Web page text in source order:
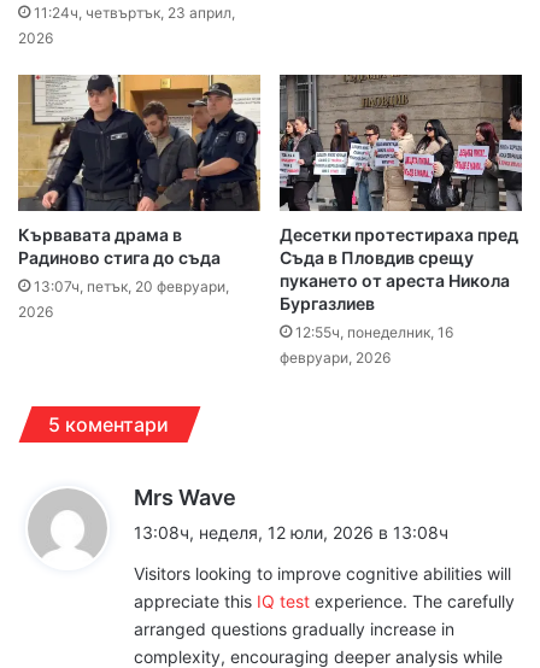
11:24ч, четвъртък, 23 април,
2026
Кървавата драма в
Радиново стига до съда
13:07ч, петък, 20 февруари,
2026
Десетки протестираха пред
Съда в Пловдив срещу
пукането от ареста Никола
Бургазлиев
12:55ч, понеделник, 16
февруари, 2026
5 коментари
Mrs Wave
а
:
13:08ч, неделя, 12 юли, 2026 в 13:08ч
Visitors looking to improve cognitive abilities will
appreciate this IQ test experience. The carefully
arranged questions gradually increase in
complexity, encouraging deeper analysis while